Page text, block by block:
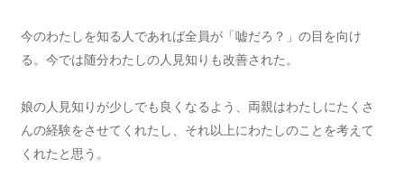
今のわたしを知る人であれば全員が「嘘だろ？」の目を向け
る。今では随分わたしの人見知りも改善された。
娘の人見知りが少しでも良くなるよう、両親はわたしにたくさ
んの経験をさせてくれたし、それ以上にわたしのことを考えて
くれたと思う。